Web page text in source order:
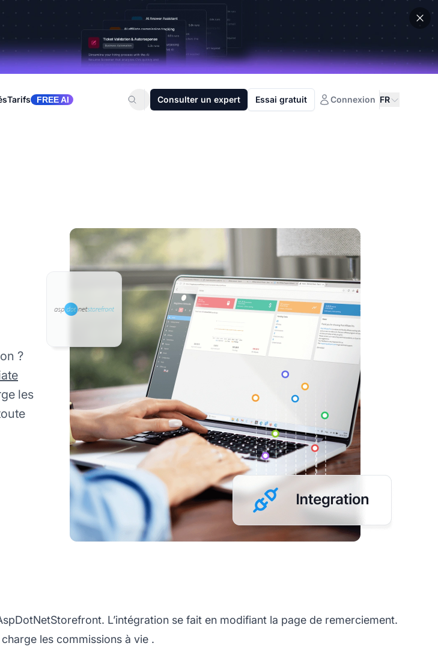
Tarifs FREE AI Consulter un expert Essai gratuit Connexion FR
?
les
L’intégration se fait en modifiant la page de remerciement.
les commissions à vie .